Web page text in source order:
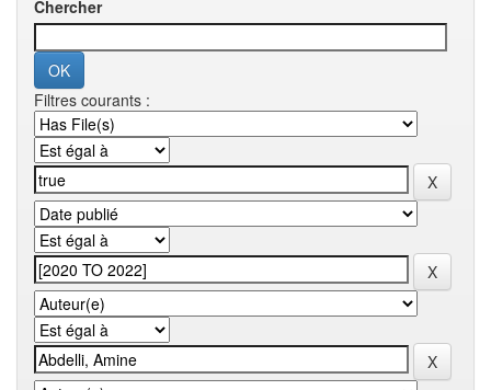
Chercher
Filtres courants :